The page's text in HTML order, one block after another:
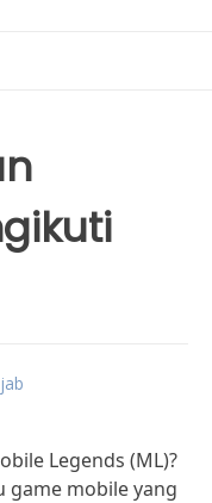
Legends (ML)?
game mobile yang